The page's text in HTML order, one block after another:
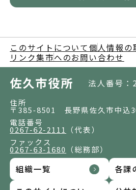
このサイトについて 個人情報の
リンク集市へのお問い合わせ
佐久市役所 法人番号
住所
〒385-8501 長野県佐久市中込
電話番号
0267-62-2111
（代表）
ファックス
0267-63-1680 （総務部）
組織一覧
各課